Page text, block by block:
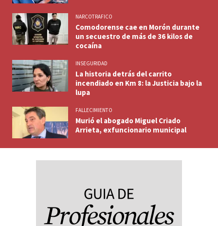
NARCOTRAFICO
Comodorense cae en Morón durante
un secuestro de más de 36 kilos de
cocaína
INSEGURIDAD
La historia detrás del carrito
incendiado en Km 8: la Justicia bajo la
lupa
FALLECIMIENTO
Murió el abogado Miguel Criado
Arrieta, exfuncionario municipal